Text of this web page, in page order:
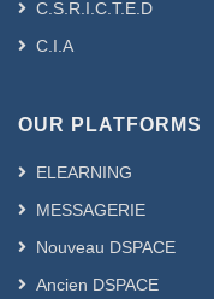
C.S.R.I.C.T.E.D
C.I.A
OUR PLATFORMS
ELEARNING
MESSAGERIE
Nouveau DSPACE
Ancien DSPACE